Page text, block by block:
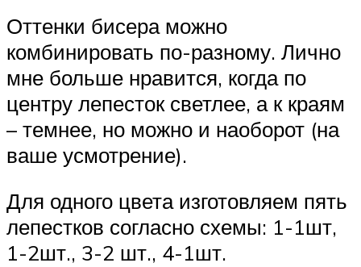
Оттенки бисера можно
комбинировать по-разному. Лично
мне больше нравится, когда по
центру лепесток светлее, а к краям
– темнее, но можно и наоборот (на
ваше усмотрение).
Для одного цвета изготовляем пять
лепестков согласно схемы: 1-1шт,
1-2шт., 3-2 шт., 4-1шт.